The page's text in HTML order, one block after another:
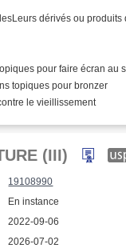
dérivés ou produits
pour faire écran au
topiques pour bronzer
le vieillissement
(III)
19108990
En instance
2022-09-06
2026-07-02